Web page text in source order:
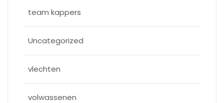
team kappers
Uncategorized
vlechten
volwassenen